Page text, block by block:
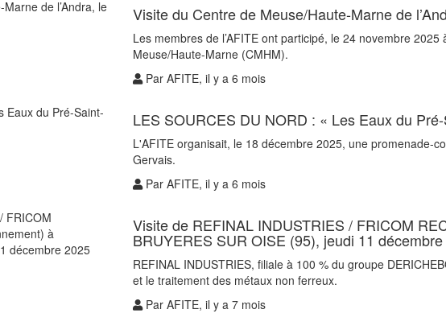
Visite du Centre de Meuse/Haute-Marne de
Les membres de l’AFITE ont participé, le 24 novembre
Meuse/Haute-Marne (CMHM).
Par AFITE, il y a 6 mois
LES SOURCES DU NORD : « Les Eaux du
L'AFITE organisait, le 18 décembre 2025, une promenade-
Gervais.
Par AFITE, il y a 6 mois
Visite de REFINAL INDUSTRIES / FRICOM
BRUYERES SUR OISE (95), jeudi 11 décembre
REFINAL INDUSTRIES, filiale à 100 % du groupe
et le traitement des métaux non ferreux.
Par AFITE, il y a 7 mois